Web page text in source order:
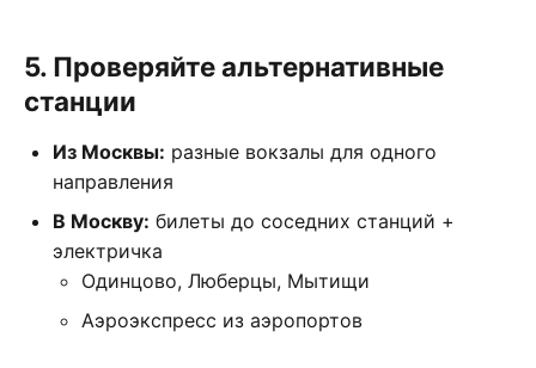
5. Проверяйте альтернативные
станции
Из Москвы: разные вокзалы для одного
направления
В Москву: билеты до соседних станций +
электричка
Одинцово, Люберцы, Мытищи
Аэроэкспресс из аэропортов